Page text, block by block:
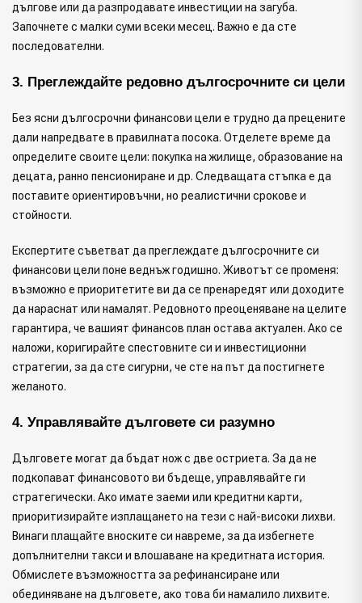
дългове или да разпродавате инвестиции на загуба.
Започнете с малки суми всеки месец. Важно е да сте
последователни.
3. Преглеждайте редовно дългосрочните си цели
Без ясни дългосрочни финансови цели е трудно да прецените
дали напредвате в правилната посока. Отделете време да
определите своите цели: покупка на жилище, образование на
децата, ранно пенсиониране и др. Следващата стъпка е да
поставите ориентировъчни, но реалистични срокове и
стойности.
Експертите съветват да преглеждате дългосрочните си
финансови цели поне веднъж годишно. Животът се променя:
възможно е приоритетите ви да се пренаредят или доходите
да нараснат или намалят. Редовното преоценяване на целите
гарантира, че вашият финансов план остава актуален. Ако се
наложи, коригирайте спестовните си и инвестиционни
стратегии, за да сте сигурни, че сте на път да постигнете
желаното.
4. Управлявайте дълговете си разумно
Дълговете могат да бъдат нож с две остриета. За да не
подкопават финансовото ви бъдеще, управлявайте ги
стратегически. Ако имате заеми или кредитни карти,
приоритизирайте изплащането на тези с най-високи лихви.
Винаги плащайте вноските си навреме, за да избегнете
допълнителни такси и влошаване на кредитната история.
Обмислете възможността за рефинансиране или
обединяване на дълговете, ако това би намалило лихвите.